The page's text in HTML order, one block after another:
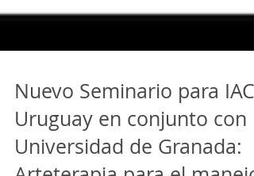
Nuevo Seminario para IAC
Uruguay en conjunto con